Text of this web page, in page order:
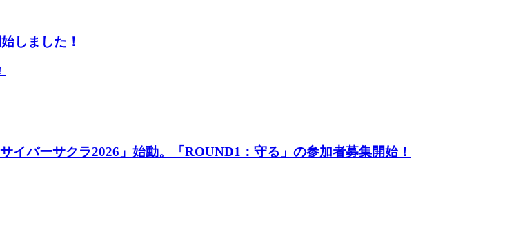
しました！
バーサクラ2026」始動。「ROUND1：守る」の参加者募集開始！